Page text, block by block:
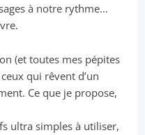
à notre rythme…
(et toutes mes pépites
qui rêvent d’un
Ce que je propose,
ultra simples à utiliser,